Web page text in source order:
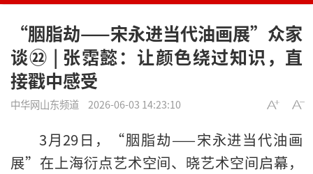
“胭脂劫——宋永进当代油画展”众家
谈㉒ | 张霑懿：让颜色绕过知识，直
接戳中感受
中华网山东频道 2026-06-03 14:23:10
3月29日，“胭脂劫——宋永进当代油画
展”在上海衍点艺术空间、晓艺术空间启幕，